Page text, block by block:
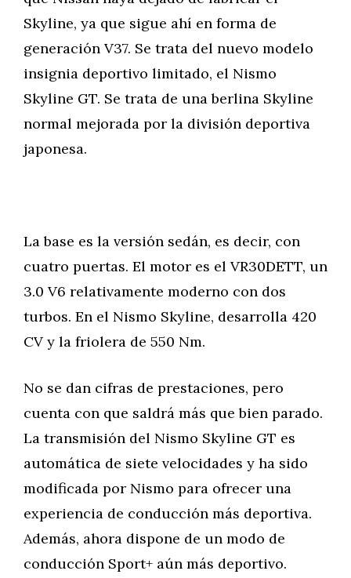
Skyline, ya que sigue ahí en forma de
generación V37. Se trata del nuevo modelo
insignia deportivo limitado, el Nismo
Skyline GT. Se trata de una berlina Skyline
normal mejorada por la división deportiva
japonesa.
La base es la versión sedán, es decir, con
cuatro puertas. El motor es el VR30DETT, un
3.0 V6 relativamente moderno con dos
turbos. En el Nismo Skyline, desarrolla 420
CV y la friolera de 550 Nm.
No se dan cifras de prestaciones, pero
cuenta con que saldrá más que bien parado.
La transmisión del Nismo Skyline GT es
automática de siete velocidades y ha sido
modificada por Nismo para ofrecer una
experiencia de conducción más deportiva.
Además, ahora dispone de un modo de
conducción Sport+ aún más deportivo.